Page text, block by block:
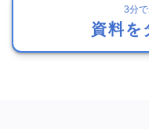
3分
資料を